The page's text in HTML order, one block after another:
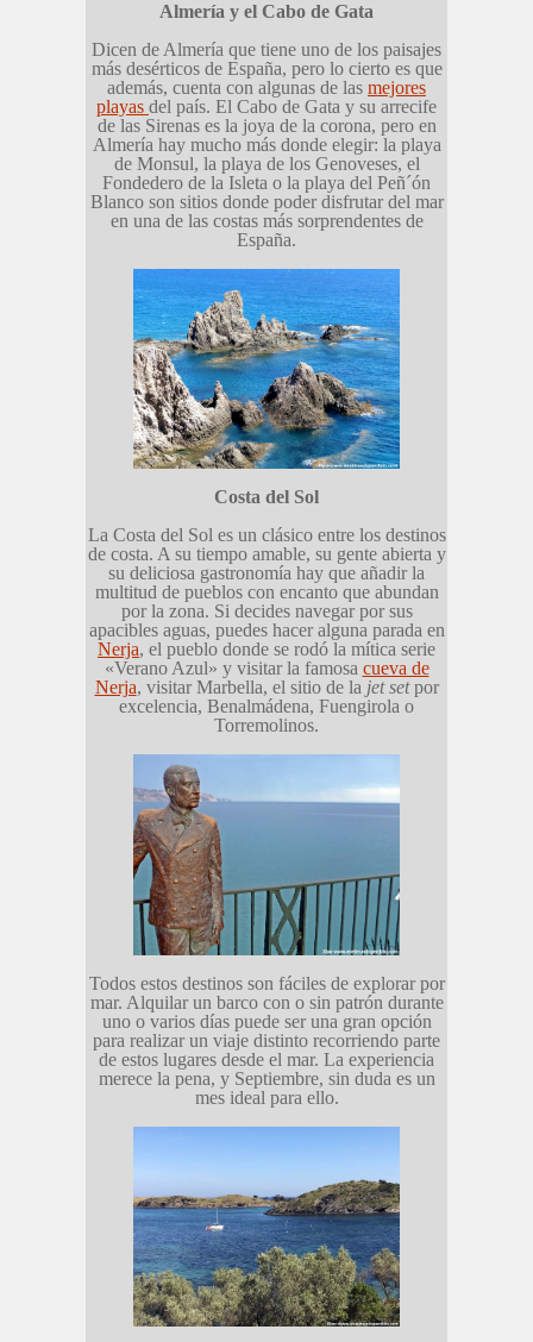
Almería y el Cabo de Gata
Dicen de Almería que tiene uno de los paisajes
más desérticos de España, pero lo cierto es que
además, cuenta con algunas de las mejores
playas del país. El Cabo de Gata y su arrecife
de las Sirenas es la joya de la corona, pero en
Almería hay mucho más donde elegir: la playa
de Monsul, la playa de los Genoveses, el
Fondedero de la Isleta o la playa del Peñ´ón
Blanco son sitios donde poder disfrutar del mar
en una de las costas más sorprendentes de
España.
Costa del Sol
La Costa del Sol es un clásico entre los destinos
de costa. A su tiempo amable, su gente abierta y
su deliciosa gastronomía hay que añadir la
multitud de pueblos con encanto que abundan
por la zona. Si decides navegar por sus
apacibles aguas, puedes hacer alguna parada en
Nerja, el pueblo donde se rodó la mítica serie
«Verano Azul» y visitar la famosa cueva de
Nerja, visitar Marbella, el sitio de la jet setpor
excelencia, Benalmádena, Fuengirola o
Torremolinos.
Todos estos destinos son fáciles de explorar por
mar. Alquilar un barco con o sin patrón durante
uno o varios días puede ser una gran opción
para realizar un viaje distinto recorriendo parte
de estos lugares desde el mar. La experiencia
merece la pena, y Septiembre, sin duda es un
mes ideal para ello.